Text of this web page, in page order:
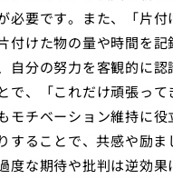
要です。また、「片付
付けた物の量や時間を記
分の努力を客観的に認
で、「これだけ頑張っ
チベーション維持に役
することで、共感や励
度な期待や批判は逆効果